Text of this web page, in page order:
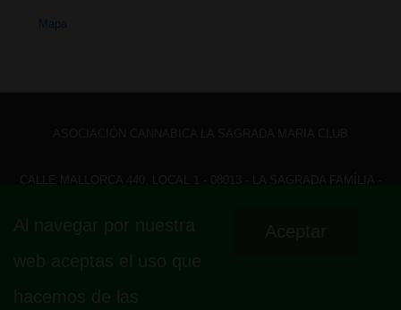
Mapa
Menú
Fundamento legal
Al navegar por nuestra
web aceptas el uso que
hacemos de las